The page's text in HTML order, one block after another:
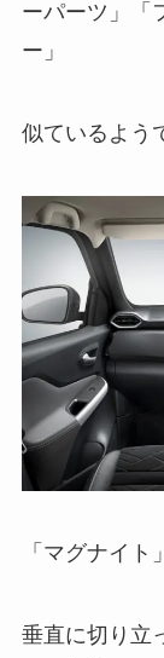
ーパーツ」「
ー」
似ているよう
「マグナイト
垂直に切り立